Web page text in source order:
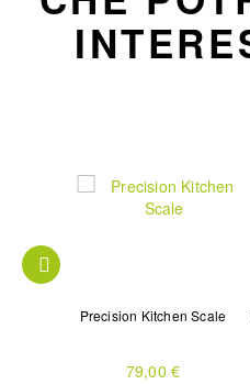
Precision Kitchen Scale
79,00 €